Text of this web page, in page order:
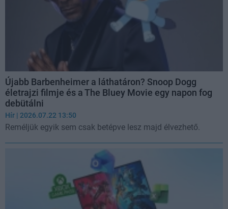
Újabb Barbenheimer a láthatáron? Snoop Dogg
életrajzi filmje és a The Bluey Movie egy napon fog
debütálni
Hír | 2026.07.22 13:50
Reméljük egyik sem csak betépve lesz majd élvezhető.